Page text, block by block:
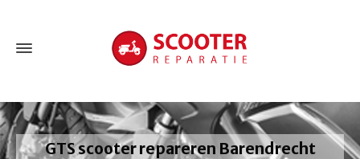
GTS scooter repareren Barendrecht